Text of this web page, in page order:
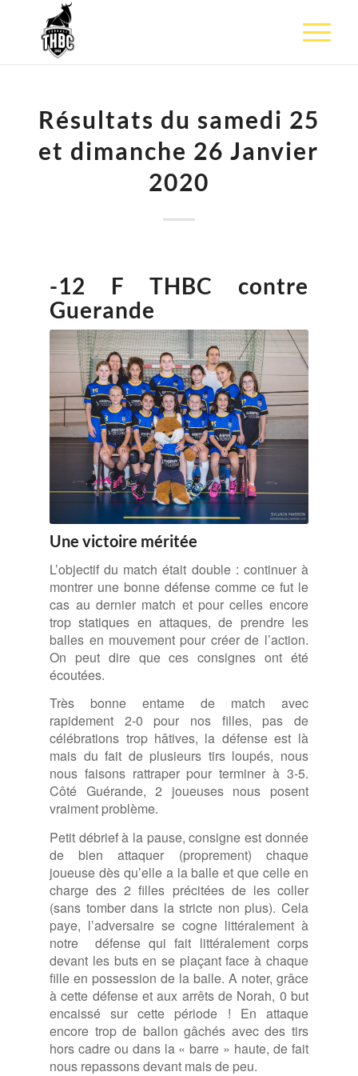
Résultats du samedi 25
et dimanche 26 Janvier
2020
-12 F THBC contre
Guerande
Une victoire méritée
L’objectif du match était double : continuer à
montrer une bonne défense comme ce fut le
cas au dernier match et pour celles encore
trop statiques en attaques, de prendre les
balles en mouvement pour créer de l’action.
On peut dire que ces consignes ont été
écoutées.
Très bonne entame de match avec
rapidement 2-0 pour nos filles, pas de
célébrations trop hâtives, la défense est là
mais du fait de plusieurs tirs loupés, nous
nous faisons rattraper pour terminer à 3-5.
Côté Guérande, 2 joueuses nous posent
vraiment problème.
Petit débrief à la pause, consigne est donnée
de bien attaquer (proprement) chaque
joueuse dès qu’elle a la balle et que celle en
charge des 2 filles précitées de les coller
(sans tomber dans la stricte non plus). Cela
paye, l’adversaire se cogne littéralement à
notre défense qui fait littéralement corps
devant les buts en se plaçant face à chaque
fille en possession de la balle. A noter, grâce
à cette défense et aux arrêts de Norah, 0 but
encaissé sur cette période ! En attaque
encore trop de ballon gâchés avec des tirs
hors cadre ou dans la « barre » haute, de fait
nous repassons devant mais de peu.